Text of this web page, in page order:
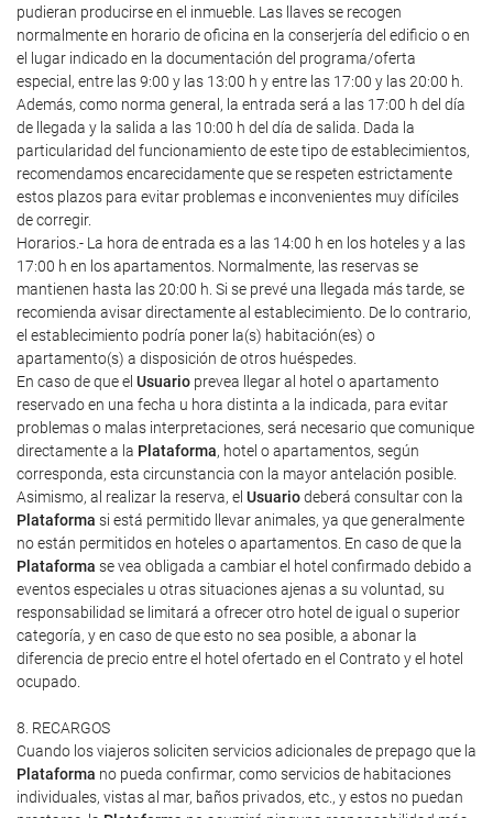
pudieran producirse en el inmueble. Las llaves se recogen
normalmente en horario de oficina en la conserjería del edificio o en
el lugar indicado en la documentación del programa/oferta
especial, entre las 9:00 y las 13:00 h y entre las 17:00 y las 20:00 h.
Además, como norma general, la entrada será a las 17:00 h del día
de llegada y la salida a las 10:00 h del día de salida. Dada la
particularidad del funcionamiento de este tipo de establecimientos,
recomendamos encarecidamente que se respeten estrictamente
estos plazos para evitar problemas e inconvenientes muy difíciles
de corregir.
Horarios.- La hora de entrada es a las 14:00 h en los hoteles y a las
17:00 h en los apartamentos. Normalmente, las reservas se
mantienen hasta las 20:00 h. Si se prevé una llegada más tarde, se
recomienda avisar directamente al establecimiento. De lo contrario,
el establecimiento podría poner la(s) habitación(es) o
apartamento(s) a disposición de otros huéspedes.
En caso de que el Usuario prevea llegar al hotel o apartamento
reservado en una fecha u hora distinta a la indicada, para evitar
problemas o malas interpretaciones, será necesario que comunique
directamente a la Plataforma, hotel o apartamentos, según
corresponda, esta circunstancia con la mayor antelación posible.
Asimismo, al realizar la reserva, el Usuariodeberá consultar con la
Plataforma si está permitido llevar animales, ya que generalmente
no están permitidos en hoteles o apartamentos. En caso de que la
Plataforma se vea obligada a cambiar el hotel confirmado debido a
eventos especiales u otras situaciones ajenas a su voluntad, su
responsabilidad se limitará a ofrecer otro hotel de igual o superior
categoría, y en caso de que esto no sea posible, a abonar la
diferencia de precio entre el hotel ofertado en el Contrato y el hotel
ocupado.
8. RECARGOS
Cuando los viajeros soliciten servicios adicionales de prepago que la
Plataforma no pueda confirmar, como servicios de habitaciones
individuales, vistas al mar, baños privados, etc., y estos no puedan